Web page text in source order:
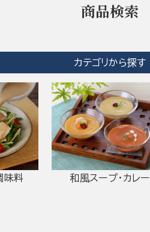
商品検索
カテゴリから探す
味料 和風スープ・カレー